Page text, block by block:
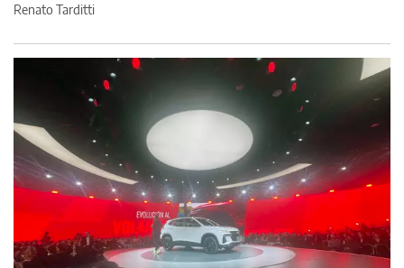
Renato Tarditti